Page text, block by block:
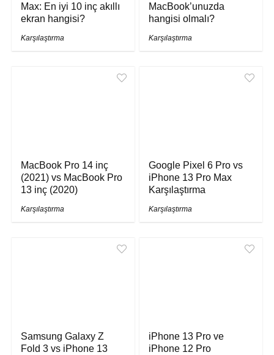
Max: En iyi 10 inç akıllı
ekran hangisi?
Karşılaştırma
MacBook’unuzda
hangisi olmalı?
Karşılaştırma
MacBook Pro 14 inç
(2021) vs MacBook Pro
13 inç (2020)
Karşılaştırma
Google Pixel 6 Pro vs
iPhone 13 Pro Max
Karşılaştırma
Karşılaştırma
Samsung Galaxy Z
Fold 3 vs iPhone 13
iPhone 13 Pro ve
iPhone 12 Pro